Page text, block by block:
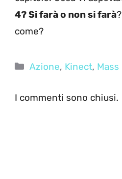
4? Si farà o non si farà
come?
Categorie
Azione, Kinect,
I commenti sono chiusi.